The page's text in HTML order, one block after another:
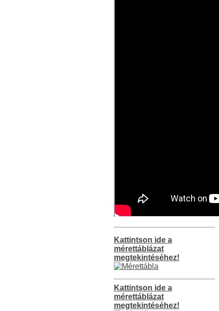
Kattintson ide a
mérettáblázat
megtekintéséhez!
Kattintson ide a
mérettáblázat
megtekintéséhez!